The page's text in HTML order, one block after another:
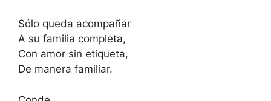
Sólo queda acompañar
A su familia completa,
Con amor sin etiqueta,
De manera familiar.